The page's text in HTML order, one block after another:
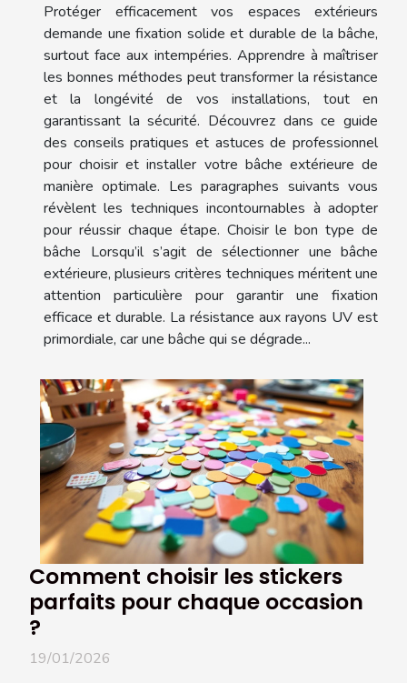
Protéger efficacement vos espaces extérieurs
demande une fixation solide et durable de la bâche,
surtout face aux intempéries. Apprendre à maîtriser
les bonnes méthodes peut transformer la résistance
et la longévité de vos installations, tout en
garantissant la sécurité. Découvrez dans ce guide
des conseils pratiques et astuces de professionnel
pour choisir et installer votre bâche extérieure de
manière optimale. Les paragraphes suivants vous
révèlent les techniques incontournables à adopter
pour réussir chaque étape. Choisir le bon type de
bâche Lorsqu’il s’agit de sélectionner une bâche
extérieure, plusieurs critères techniques méritent une
attention particulière pour garantir une fixation
efficace et durable. La résistance aux rayons UV est
primordiale, car une bâche qui se dégrade...
Comment choisir les stickers
parfaits pour chaque occasion
?
19/01/2026